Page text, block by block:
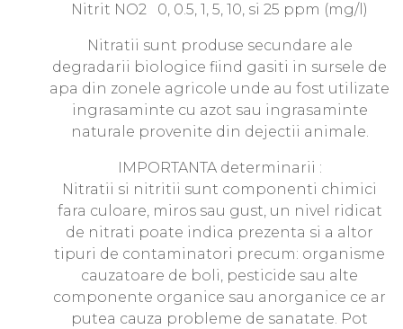
Nitrit NO2 0, 0.5, 1, 5, 10, si 25 ppm (mg/l)
Nitratii sunt produse secundare ale
degradarii biologice fiind gasiti in sursele de
apa din zonele agricole unde au fost utilizate
ingrasaminte cu azot sau ingrasaminte
naturale provenite din dejectii animale.
IMPORTANTA determinarii :
Nitratii si nitritii sunt componenti chimici
fara culoare, miros sau gust, un nivel ridicat
de nitrati poate indica prezenta si a altor
tipuri de contaminatori precum: organisme
cauzatoare de boli, pesticide sau alte
componente organice sau anorganice ce ar
putea cauza probleme de sanatate. Pot